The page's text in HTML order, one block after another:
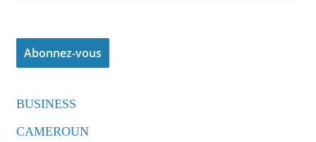
BUSINESS
CAMEROUN